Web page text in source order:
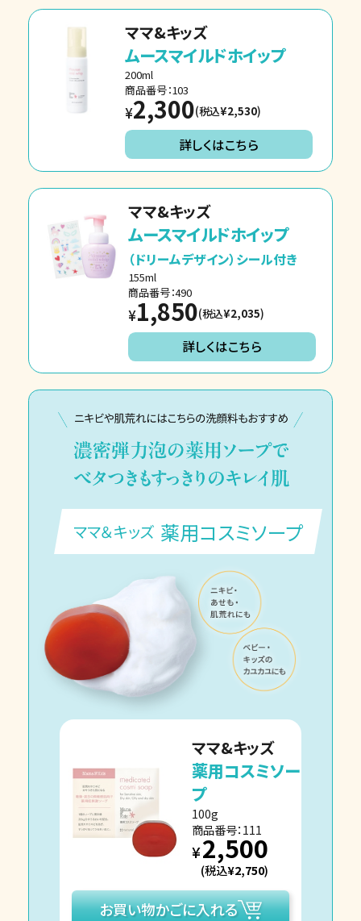
ママ&キッズ
ムースマイルドホイップ
200ml
商品番号：103
¥2,300(税込¥2,530)
詳しくはこちら
ママ&キッズ
ムースマイルドホイップ
（ドリームデザイン）シール付き
155ml
商品番号：490
¥1,850(税込¥2,035)
詳しくはこちら
ママ＆キッズ 薬用コスミソープ
ママ&キッズ
薬用コスミソー
プ
100g
商品番号：111
¥2,500
(税込¥2,750)
お買い物かごに入れる